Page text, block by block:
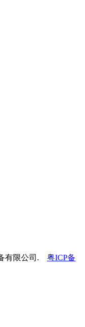
有限公司. 粤ICP备